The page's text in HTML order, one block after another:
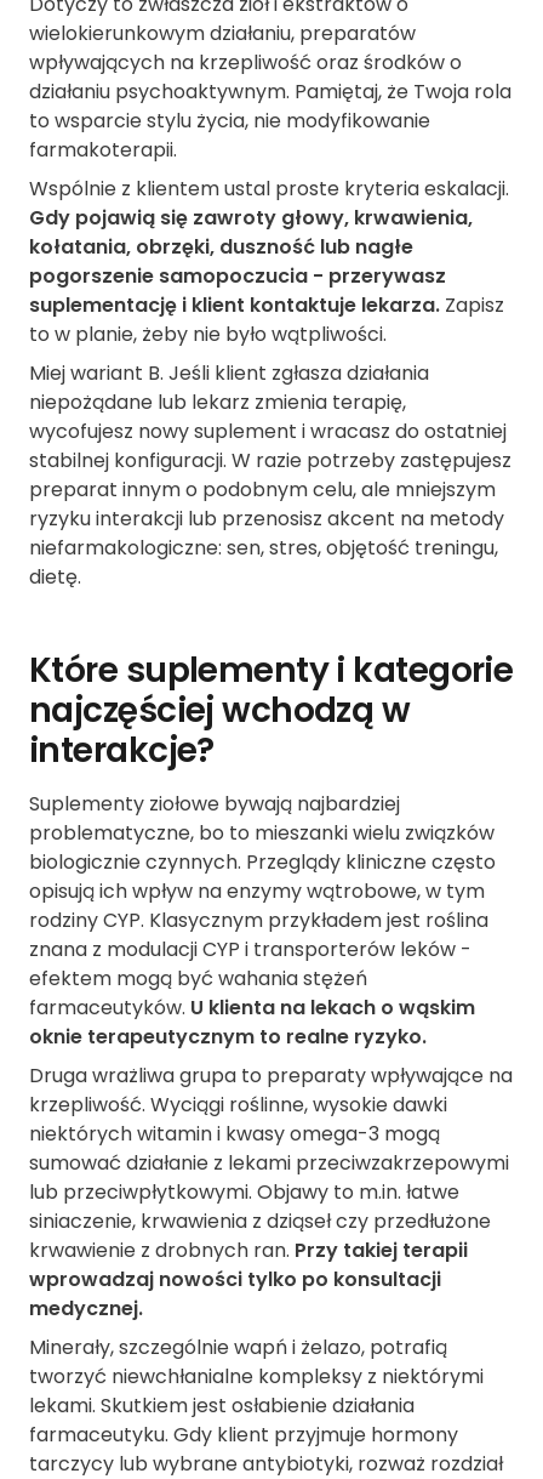
wielokierunkowym działaniu, preparatów
wpływających na krzepliwość oraz środków o
działaniu psychoaktywnym. Pamiętaj, że Twoja rola
to wsparcie stylu życia, nie modyfikowanie
farmakoterapii.
Wspólnie z klientem ustal proste kryteria eskalacji.
Gdy pojawią się zawroty głowy, krwawienia,
kołatania, obrzęki, duszność lub nagłe
pogorszenie samopoczucia - przerywasz
suplementację i klient kontaktuje lekarza. Zapisz
to w planie, żeby nie było wątpliwości.
Miej wariant B. Jeśli klient zgłasza działania
niepożądane lub lekarz zmienia terapię,
wycofujesz nowy suplement i wracasz do ostatniej
stabilnej konfiguracji. W razie potrzeby zastępujesz
preparat innym o podobnym celu, ale mniejszym
ryzyku interakcji lub przenosisz akcent na metody
niefarmakologiczne: sen, stres, objętość treningu,
dietę.
Które suplementy i kategorie
najczęściej wchodzą w
interakcje?
Suplementy ziołowe bywają najbardziej
problematyczne, bo to mieszanki wielu związków
biologicznie czynnych. Przeglądy kliniczne często
opisują ich wpływ na enzymy wątrobowe, w tym
rodziny CYP. Klasycznym przykładem jest roślina
znana z modulacji CYP i transporterów leków -
efektem mogą być wahania stężeń
farmaceutyków. U klienta na lekach o wąskim
oknie terapeutycznym to realne ryzyko.
Druga wrażliwa grupa to preparaty wpływające na
krzepliwość. Wyciągi roślinne, wysokie dawki
niektórych witamin i kwasy omega-3 mogą
sumować działanie z lekami przeciwzakrzepowymi
lub przeciwpłytkowymi. Objawy to m.in. łatwe
siniaczenie, krwawienia z dziąseł czy przedłużone
krwawienie z drobnych ran. Przy takiej terapii
wprowadzaj nowości tylko po konsultacji
medycznej.
Minerały, szczególnie wapń i żelazo, potrafią
tworzyć niewchłanialne kompleksy z niektórymi
lekami. Skutkiem jest osłabienie działania
farmaceutyku. Gdy klient przyjmuje hormony
tarczycy lub wybrane antybiotyki, rozważ rozdział